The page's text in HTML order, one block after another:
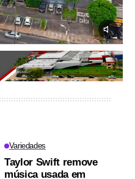
Variedades
Taylor Swift remove
música usada em